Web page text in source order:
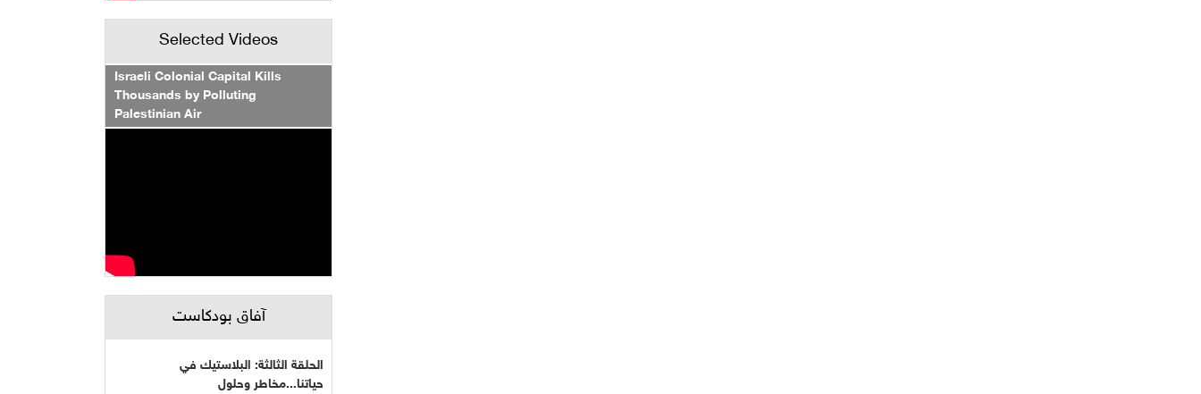
Selected Videos
Israeli Colonial Capital Kills
Thousands by Polluting
Palestinian Air
آفاق بودكاست
الحلقة الثالثة: البلاستيك في
حياتنا...مخاطر وحلول